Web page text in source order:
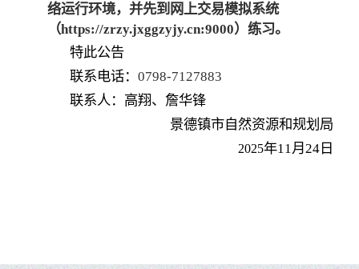
络运行环境，并先到网上交易模拟系统
（https://zrzy.jxggzyjy.cn:9000）练习。
特此公告
联系电话：0798-7127883
联系人：高翔、詹华锋
景德镇市自然资源和规划局
2025年11 月 24 日